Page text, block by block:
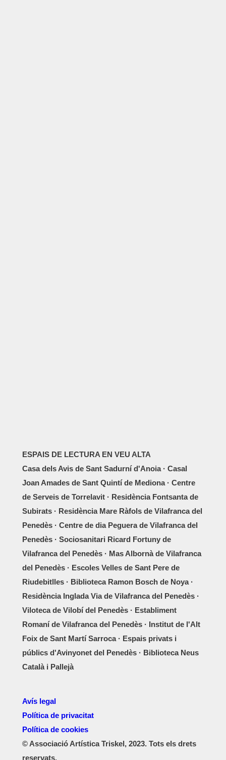
ESPAIS DE LECTURA EN VEU ALTA
Casa dels Avis de Sant Sadurní d'Anoia · Casal
Joan Amades de Sant Quintí de Mediona · Centre
de Serveis de Torrelavit · Residència Fontsanta de
Subirats · Residència Mare Ràfols de Vilafranca del
Penedès · Centre de dia Peguera de Vilafranca del
Penedès · Sociosanitari Ricard Fortuny de
Vilafranca del Penedès · Mas Albornà de Vilafranca
del Penedès · Escoles Velles de Sant Pere de
Riudebitlles · Biblioteca Ramon Bosch de Noya ·
Residència Inglada Via de Vilafranca del Penedès ·
Viloteca de Vilobí del Penedès · Establiment
Romaní de Vilafranca del Penedès · Institut de l'Alt
Foix de Sant Martí Sarroca · Espais privats i
públics d'Avinyonet del Penedès · Biblioteca Neus
Català i Pallejà
Avís legal
Política de privacitat
Política de cookies
© Associació Artística Triskel, 2023. Tots els drets
reservats.